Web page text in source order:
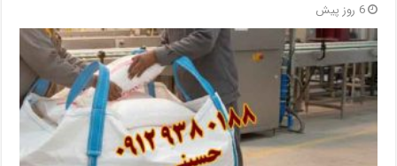
6 روز پیش